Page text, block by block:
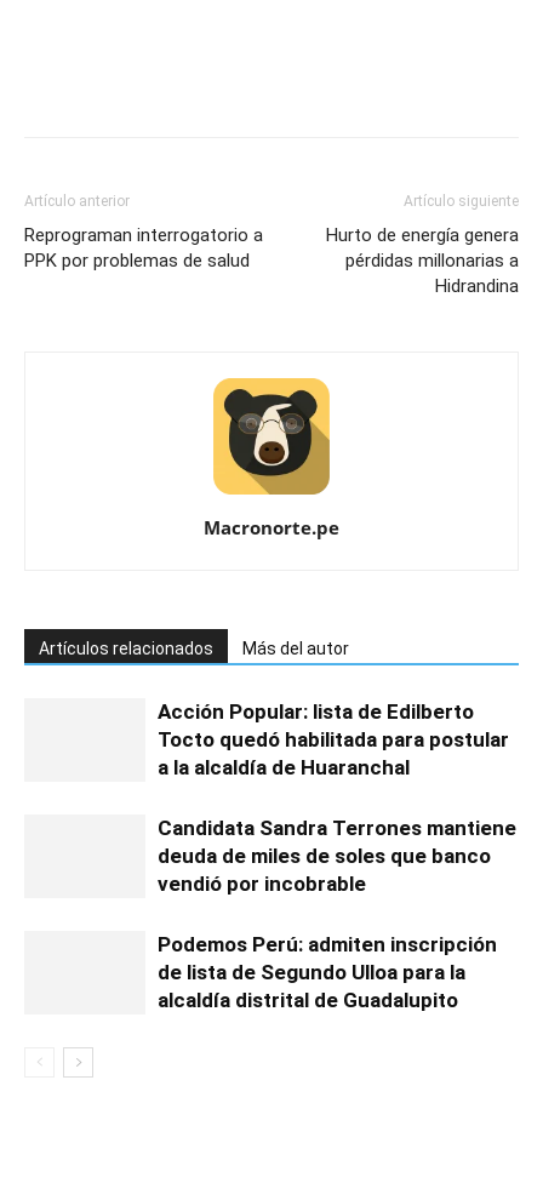
Artículo anterior
Reprograman interrogatorio a
PPK por problemas de salud
Artículo siguiente
Hurto de energía genera
pérdidas millonarias a
Hidrandina
Macronorte.pe
Artículos relacionados Más del autor
Acción Popular: lista de Edilberto
Tocto quedó habilitada para postular
a la alcaldía de Huaranchal
Candidata Sandra Terrones mantiene
deuda de miles de soles que banco
vendió por incobrable
Podemos Perú: admiten inscripción
de lista de Segundo Ulloa para la
alcaldía distrital de Guadalupito